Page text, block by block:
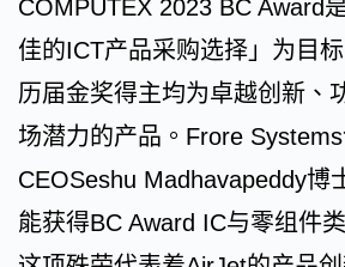
COMPUTEX 2023 BC Award
佳的ICT产品采购选择」为目
历届金奖得主均为卓越创新、
场潜力的产品。Frore
CEOSeshu Madhavapeddy博
能获得BC Award IC与零组件